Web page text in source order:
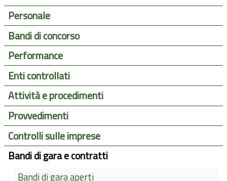
Personale
Bandi di concorso
Performance
Enti controllati
Attività e procedimenti
Provvedimenti
Controlli sulle imprese
Bandi di gara e contratti
Bandi di gara aperti